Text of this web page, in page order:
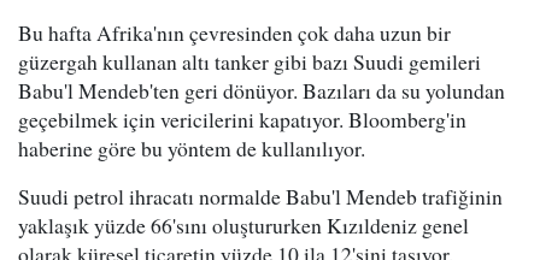
Bu hafta Afrika'nın çevresinden çok daha uzun bir
güzergah kullanan altı tanker gibi bazı Suudi gemileri
Babu'l Mendeb'ten geri dönüyor. Bazıları da su yolundan
geçebilmek için vericilerini kapatıyor. Bloomberg'in
haberine göre bu yöntem de kullanılıyor.
Suudi petrol ihracatı normalde Babu'l Mendeb trafiğinin
yaklaşık yüzde 66'sını oluştururken Kızıldeniz genel
olarak küresel ticaretin yüzde 10 ila 12'sini taşıyor.